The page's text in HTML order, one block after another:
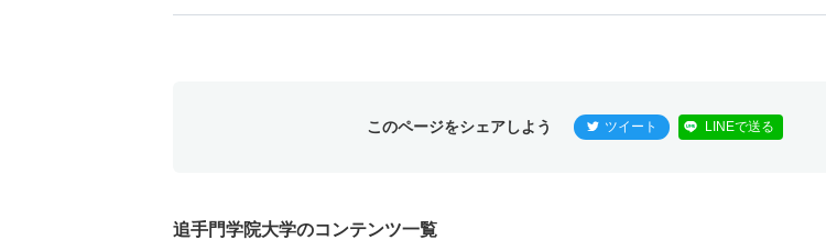
このページをシェアしよう ツイート LINEで送る
追手門学院大学のコンテンツ一覧